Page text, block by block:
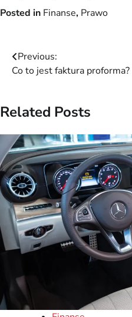
Posted in Finanse, Prawo
Nawigacja
wpisu
Previous:
Co to jest faktura proforma?
Related Posts